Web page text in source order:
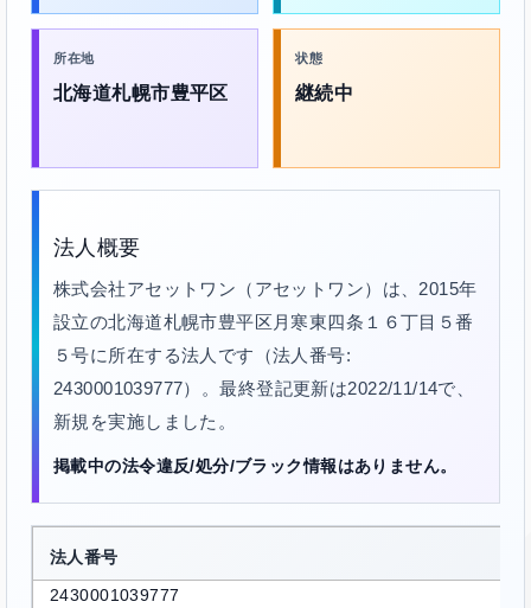
所在地
北海道札幌市豊平区
状態
継続中
法人概要
株式会社アセットワン（アセットワン）は、2015年
設立の北海道札幌市豊平区月寒東四条１６丁目５番
５号に所在する法人です（法人番号:
2430001039777）。最終登記更新は2022/11/14で、
新規を実施しました。
掲載中の法令違反/処分/ブラック情報はありません。
法人番号
2430001039777